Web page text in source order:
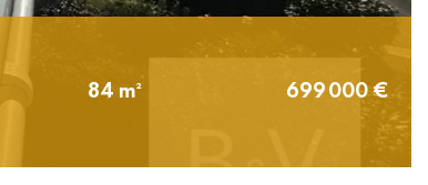
84 m² 699 000 €